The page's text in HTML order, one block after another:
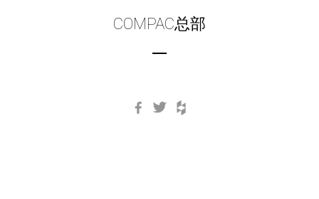
COMPAC总部
Facebook
Twitter